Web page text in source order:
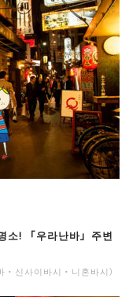
소! 「우라난바」주변
・신사이바시・니혼바시）